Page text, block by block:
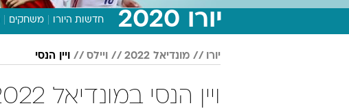
יורו 2020 חדשות היורו משחקים
יורו מונדיאל 2022 ויילס ויין הנסי
ויין הנסי במונדיאל 2022 כדורגל